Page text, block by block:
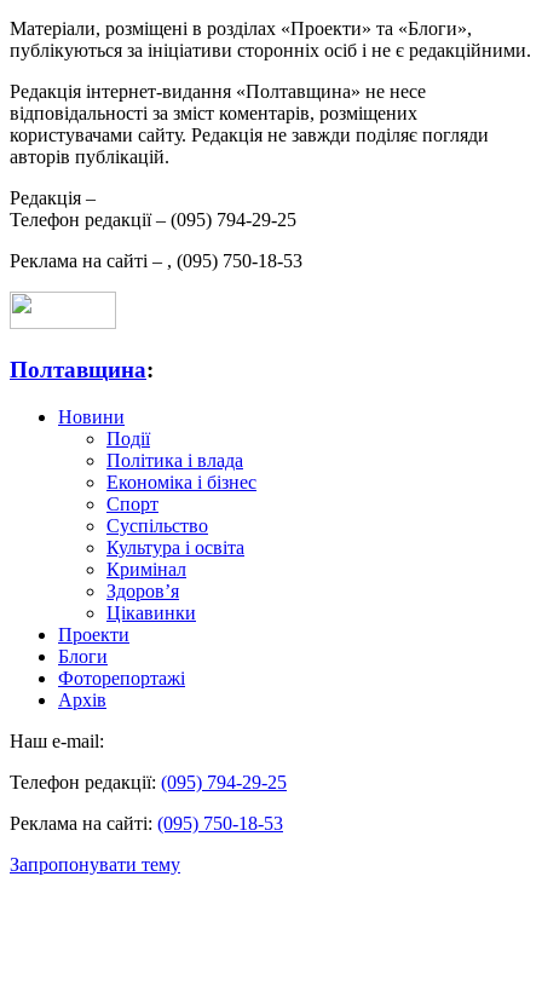
Матеріали, розміщені в розділах «Проекти» та «Блоги»,
публікуються за ініціативи сторонніх осіб і не є редакційними.
Редакція інтернет-видання «Полтавщина» не несе
відповідальності за зміст коментарів, розміщених
користувачами сайту. Редакція не завжди поділяє погляди
авторів публікацій.
Редакція –
Телефон редакції – (095) 794-29-25
Реклама на сайті – , (095) 750-18-53
Полтавщина:
Новини
Події
Політика і влада
Економіка і бізнес
Спорт
Суспільство
Культура і освіта
Кримінал
Здоров’я
Цікавинки
Проекти
Блоги
Фоторепортажі
Архів
Наш e-mail:
Телефон редакції: (095) 794-29-25
Реклама на сайті: (095) 750-18-53
Запропонувати тему